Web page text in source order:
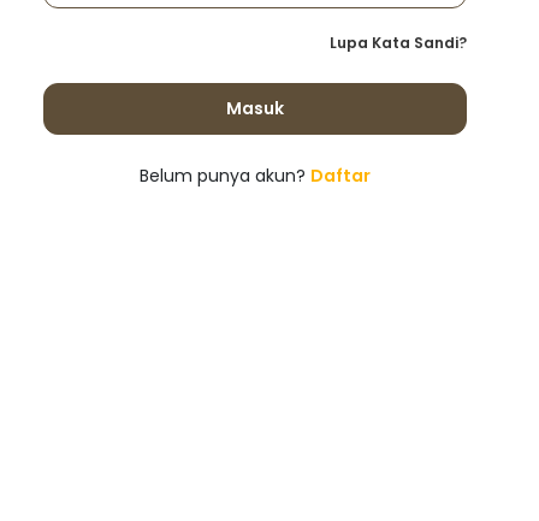
Lupa Kata Sandi?
Masuk
Belum punya akun? Daftar